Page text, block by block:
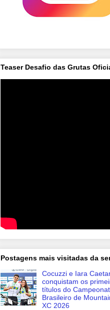
Teaser Desafio das Grutas
Postagens mais visitadas da
Cocuzzi e Iara
conquistam os
títulos do
Brasileiro de
XC 2026